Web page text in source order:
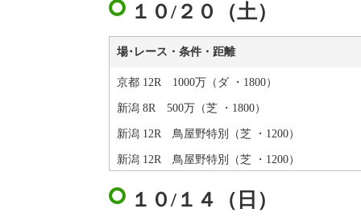
１０/２０（土）
場･レース・条件・距離
京都 12R 1000万（ダ ・1800）
新潟 8R 500万（芝 ・1800）
新潟 12R 鳥屋野特別（芝 ・1200）
新潟 12R 鳥屋野特別（芝 ・1200）
１０/１４（日）